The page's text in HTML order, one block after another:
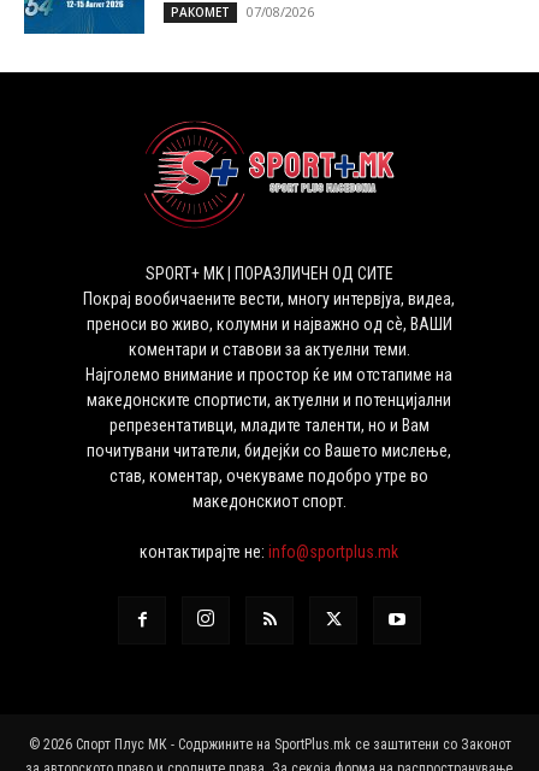
РАКОМЕТ 07/08/2026
SPORT+ MK | ПОРАЗЛИЧЕН ОД СИТЕ
Покрај вообичаените вести, многу интервјуа, видеа,
преноси во живо, колумни и најважно од сѐ, ВАШИ
коментари и ставови за актуелни теми.
Најголемо внимание и простор ќе им отстапиме на
македонските спортисти, актуелни и потенцијални
репрезентативци, младите таленти, но и Вам
почитувани читатели, бидејќи со Вашето мислење,
став, коментар, очекуваме подобро утре во
македонскиот спорт.
контактирајте не:info@sportplus.mk
© 2026 Спорт Плус МК - Содржините на SportPlus.mk се заштитени со Законот